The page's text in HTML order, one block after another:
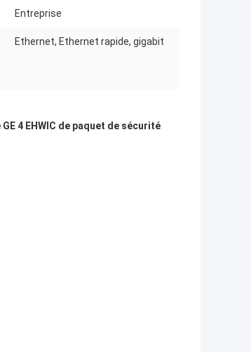
Entreprise
Ethernet, Ethernet rapide, gigabit
4 EHWIC de paquet de sécurité